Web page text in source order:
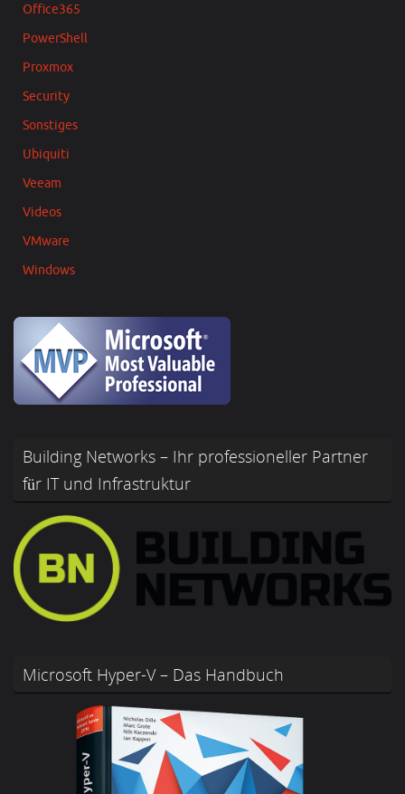
Office365
PowerShell
Proxmox
Security
Sonstiges
Ubiquiti
Veeam
Videos
VMware
Windows
Building Networks – Ihr professioneller Partner
für IT und Infrastruktur
Microsoft Hyper-V – Das Handbuch